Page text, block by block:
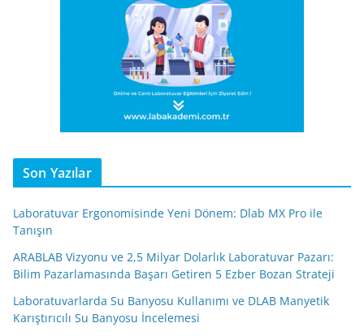
Son Yazılar
Laboratuvar Ergonomisinde Yeni Dönem: Dlab MX Pro ile
Tanışın
ARABLAB Vizyonu ve 2,5 Milyar Dolarlık Laboratuvar Pazarı:
Bilim Pazarlamasında Başarı Getiren 5 Ezber Bozan Strateji
Laboratuvarlarda Su Banyosu Kullanımı ve DLAB Manyetik
Karıştırıcılı Su Banyosu İncelemesi